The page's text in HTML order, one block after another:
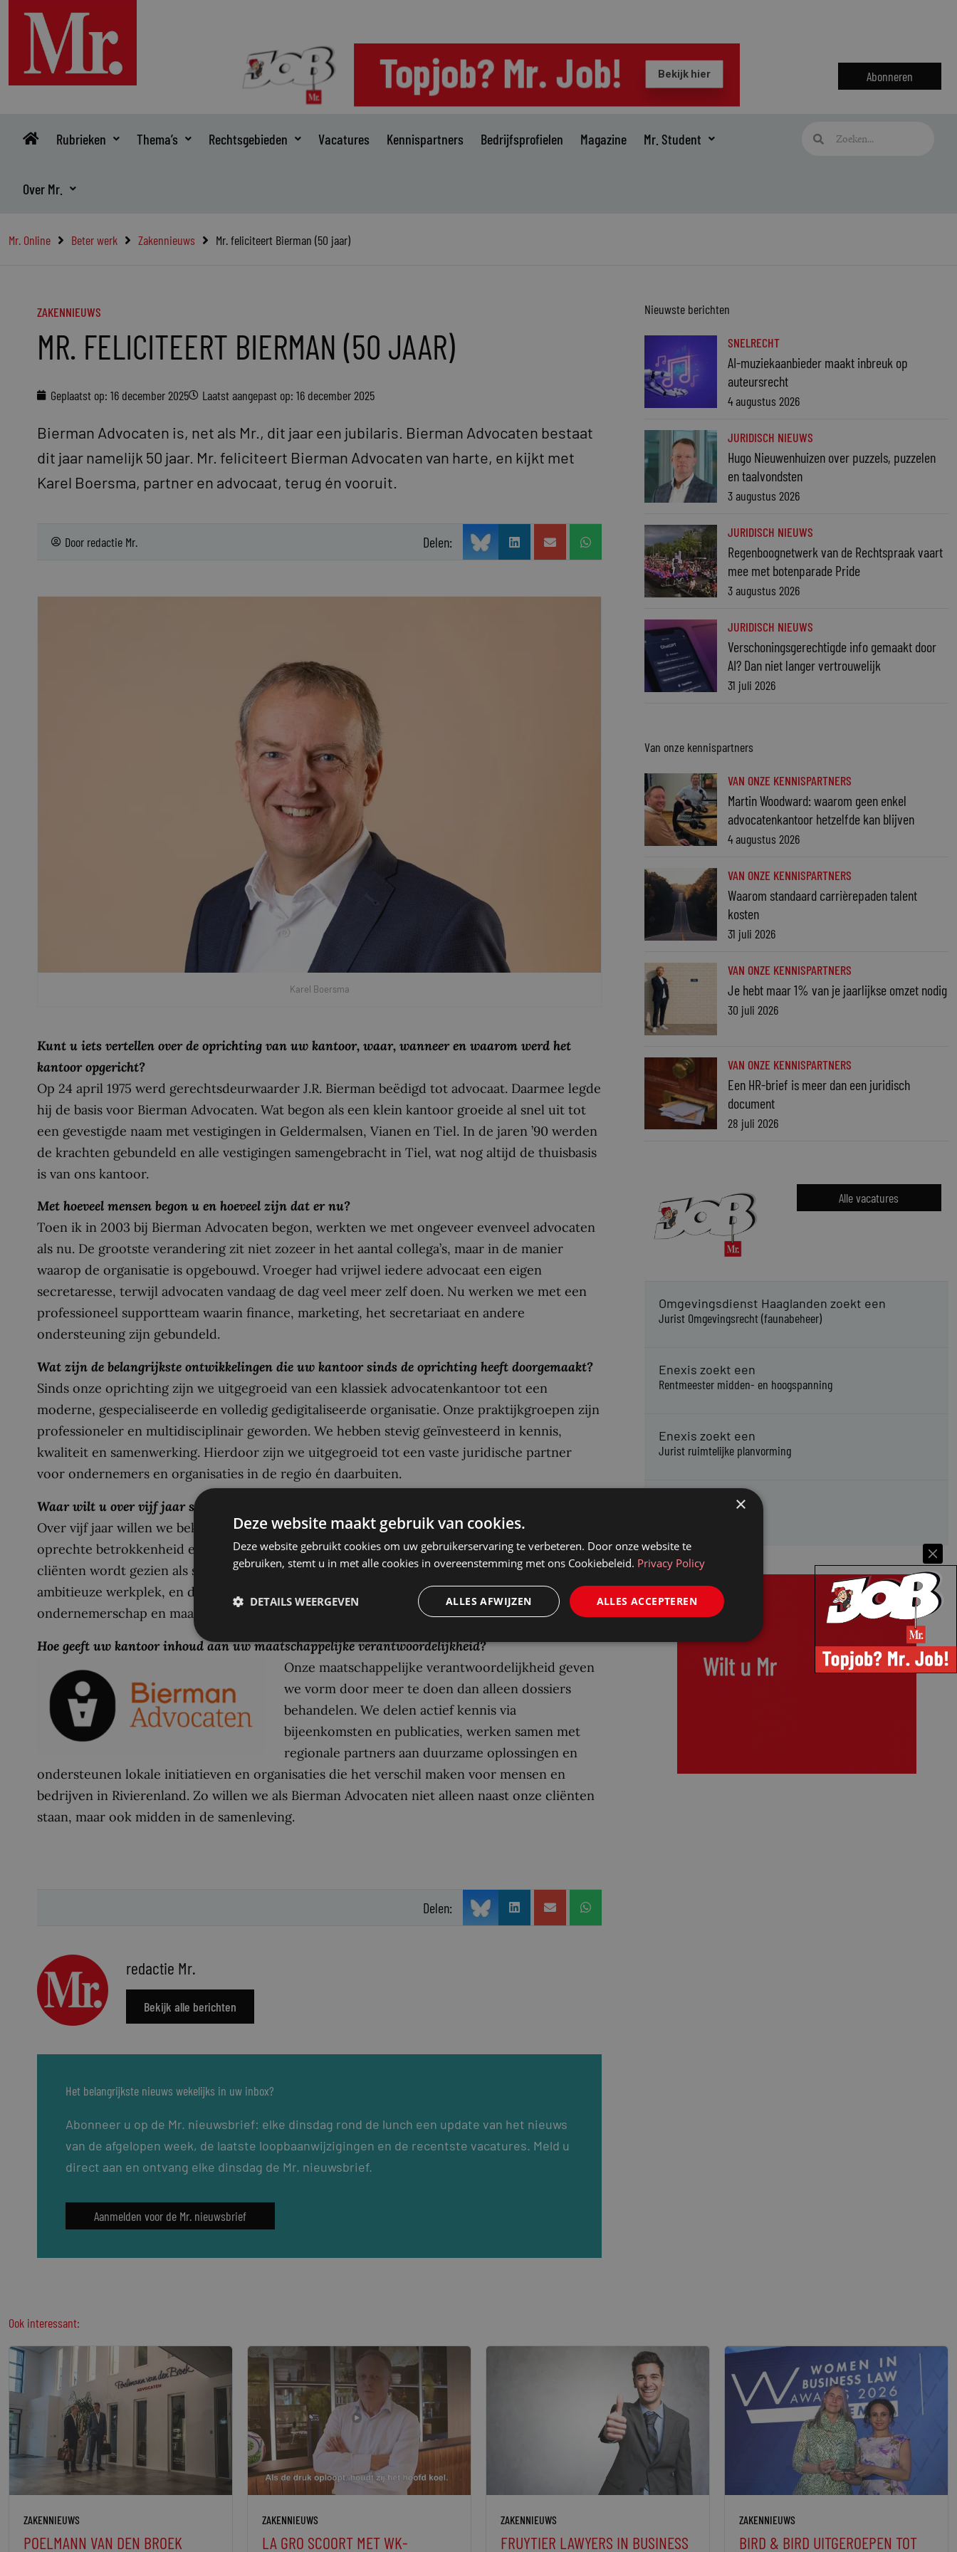
inhoud
Abonneren
Rubrieken Thema’s Rechtsgebieden Vacatures Kennispartners Bedrijfsprofielen Magazine Mr. Student
Over Mr.
Zoeken
Mr. Online Beter werk Zakennieuws Mr. feliciteert Bierman (50 jaar)
ZAKENNIEUWS
MR. FELICITEERT BIERMAN (50 JAAR)
Geplaatst op: 16 december 2025 Laatst aangepast op: 16 december 2025
Bierman Advocaten is, net als Mr., dit jaar een jubilaris. Bierman Advocaten bestaat
dit jaar namelijk 50 jaar. Mr. feliciteert Bierman Advocaten van harte, en kijkt met
Karel Boersma, partner en advocaat, terug én vooruit.
Door redactie Mr. Delen:
Karel Boersma
Kunt u iets vertellen over de oprichting van uw kantoor, waar, wanneer en waarom werd het
kantoor opgericht?
Op 24 april 1975 werd gerechtsdeurwaarder J.R. Bierman beëdigd tot advocaat. Daarmee legde
hij de basis voor Bierman Advocaten. Wat begon als een klein kantoor groeide al snel uit tot
een gevestigde naam met vestigingen in Geldermalsen, Vianen en Tiel. In de jaren ’90 werden
de krachten gebundeld en alle vestigingen samengebracht in Tiel, wat nog altijd de thuisbasis
is van ons kantoor.
Met hoeveel mensen begon u en hoeveel zijn dat er nu?
Toen ik in 2003 bij Bierman Advocaten begon, werkten we met ongeveer evenveel advocaten
als nu. De grootste verandering zit niet zozeer in het aantal collega’s, maar in de manier
waarop de organisatie is opgebouwd. Vroeger had vrijwel iedere advocaat een eigen
secretaresse, terwijl advocaten vandaag de dag veel meer zelf doen. Nu werken we met een
professioneel supportteam waarin finance, marketing, het secretariaat en andere
ondersteuning zijn gebundeld.
Wat zijn de belangrijkste ontwikkelingen die uw kantoor sinds de oprichting heeft doorgemaakt?
Sinds onze oprichting zijn we uitgegroeid van een klassiek advocatenkantoor tot een
moderne, gespecialiseerde en volledig gedigitaliseerde organisatie. Onze praktijkgroepen zijn
professioneler en multidisciplinair geworden. We hebben stevig geïnvesteerd in kennis,
kwaliteit en samenwerking. Hierdoor zijn we uitgegroeid tot een vaste juridische partner
voor ondernemers en organisaties in de regio én daarbuiten.
Waar wilt u over vijf jaar staan als organisatie?
Over vijf jaar willen we bekendstaan als hét kantoor waar hoogwaardige juridische expertise,
oprechte betrokkenheid en nuchtere duidelijkheid samenkomen. Een kantoor dat door
cliënten wordt gezien als strategische sparringpartner, door medewerkers als een fijne en
ambitieuze werkplek, en dat in de regio een zichtbare rol speelt in het versterken van
ondernemerschap en maatschappelijke initiatieven.
Hoe geeft uw kantoor inhoud aan uw maatschappelijke verantwoordelijkheid?
Onze maatschappelijke verantwoordelijkheid geven
we vorm door meer te doen dan alleen dossiers
behandelen. We delen actief kennis via
bijeenkomsten en publicaties, werken samen met
regionale partners aan duurzame oplossingen en
ondersteunen lokale initiatieven en organisaties die het verschil maken voor mensen en
bedrijven in Rivierenland. Zo willen we als Bierman Advocaten niet alleen naast onze cliënten
staan, maar ook midden in de samenleving.
Delen:
redactie Mr.
Bekijk alle berichten
Het belangrijkste nieuws wekelijks in uw inbox?
Abonneer u op de Mr. nieuwsbrief: elke dinsdag rond de lunch een update van het nieuws
van de afgelopen week, de laatste loopbaanwijzigingen en de recentste vacatures. Meld u
direct aan en ontvang elke dinsdag de Mr. nieuwsbrief.
Aanmelden voor de Mr. nieuwsbrief
Nieuwste berichten
SNELRECHT
AI-muziekaanbieder maakt inbreuk op
auteursrecht
4 augustus 2026
JURIDISCH NIEUWS
Hugo Nieuwenhuizen over puzzels, puzzelen
en taalvondsten
3 augustus 2026
JURIDISCH NIEUWS
Regenboognetwerk van de Rechtspraak vaart
mee met botenparade Pride
3 augustus 2026
JURIDISCH NIEUWS
Verschoningsgerechtigde info gemaakt door
AI? Dan niet langer vertrouwelijk
31 juli 2026
Van onze kennispartners
VAN ONZE KENNISPARTNERS
Martin Woodward: waarom geen enkel
advocatenkantoor hetzelfde kan blijven
4 augustus 2026
VAN ONZE KENNISPARTNERS
Waarom standaard carrièrepaden talent
kosten
31 juli 2026
VAN ONZE KENNISPARTNERS
Je hebt maar 1% van je jaarlijkse omzet nodig
30 juli 2026
VAN ONZE KENNISPARTNERS
Een HR-brief is meer dan een juridisch
document
28 juli 2026
Alle vacatures
Omgevingsdienst Haaglanden zoekt een
Jurist Omgevingsrecht (faunabeheer)
Enexis zoekt een
Rentmeester midden- en hoogspanning
Enexis zoekt een
Jurist ruimtelijke planvorming
Enexis zoekt een
Ook interessant:
ZAKENNIEUWS
POELMANN VAN DEN BROEK
ZAKENNIEUWS
LA GRO SCOORT MET WK-
ZAKENNIEUWS
FRUYTIER LAWYERS IN BUSINESS
ZAKENNIEUWS
BIRD & BIRD UITGEROEPEN TOT
×
Deze website maakt gebruik van cookies.
Deze website gebruikt cookies om uw gebruikerservaring te verbeteren. Door onze website te
gebruiken, stemt u in met alle cookies in overeenstemming met ons Cookiebeleid. Privacy Policy
ALLES ACCEPTEREN
ALLES AFWIJZEN
DETAILS WEERGEVEN